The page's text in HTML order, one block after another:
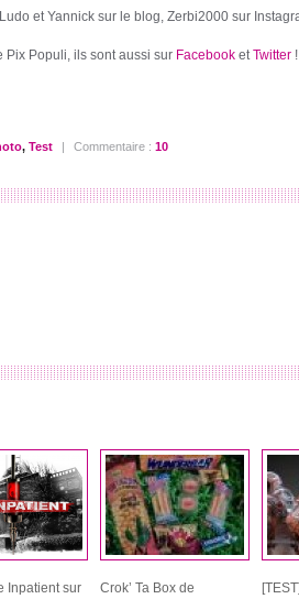
et Yannick sur le blog, Zerbi2000 sur
Pix Populi, ils sont aussi sur Facebook etTwitter !
, Test | Commentaire : 10
Inpatient sur Crok’ Ta Box de